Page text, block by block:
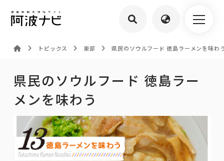
トピックス 東部 県民のソウルフード 徳島ラーメンを味わ
県民のソウルフード 徳島ラー
メンを味わう